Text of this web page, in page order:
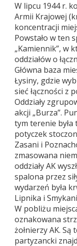
W lipcu 1944 r.
Armii Krajowej
koncentracji
Powstało w ten
„Kamiennik”, w
oddziałów o
Główna baza
Łysiny, gdzie
sieć łączności z
Oddziały
akcji „Burza”.
tym terenie była
potyczek
Zasani i
zmasowana
oddziały AK
spalona przez
wydarzeń była
Lipnika i
W pobliżu
oznakowana
żołnierzy AK.
partyzancki